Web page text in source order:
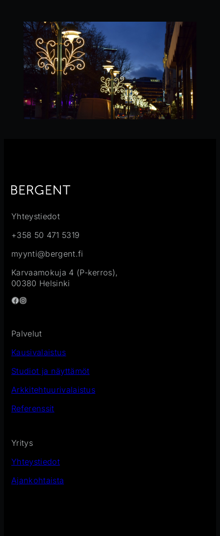
Yhteystiedot
+358 50 471 5319
myynti@bergent.fi
Karvaamokuja 4 (P-kerros),
00380 Helsinki
Facebook
Instagram
Palvelut
Kausivalaistus
Studiot ja näyttämöt
Arkkitehtuurivalaistus
Referenssit
Yritys
Yhteystiedot
Ajankohtaista